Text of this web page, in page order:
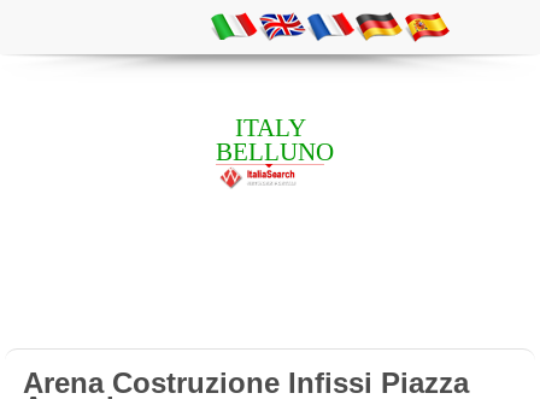
ITALY
BELLUNO
Arena Costruzione Infissi Piazza